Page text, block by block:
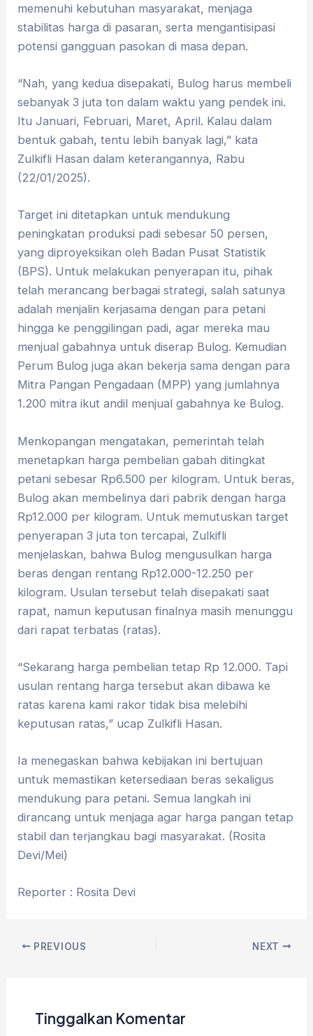
memenuhi kebutuhan masyarakat, menjaga
stabilitas harga di pasaran, serta mengantisipasi
potensi gangguan pasokan di masa depan.
“Nah, yang kedua disepakati, Bulog harus membeli
sebanyak 3 juta ton dalam waktu yang pendek ini.
Itu Januari, Februari, Maret, April. Kalau dalam
bentuk gabah, tentu lebih banyak lagi,” kata
Zulkifli Hasan dalam keterangannya, Rabu
(22/01/2025).
Target ini ditetapkan untuk mendukung
peningkatan produksi padi sebesar 50 persen,
yang diproyeksikan oleh Badan Pusat Statistik
(BPS). Untuk melakukan penyerapan itu, pihak
telah merancang berbagai strategi, salah satunya
adalah menjalin kerjasama dengan para petani
hingga ke penggilingan padi, agar mereka mau
menjual gabahnya untuk diserap Bulog. Kemudian
Perum Bulog juga akan bekerja sama dengan para
Mitra Pangan Pengadaan (MPP) yang jumlahnya
1.200 mitra ikut andil menjual gabahnya ke Bulog.
Menkopangan mengatakan, pemerintah telah
menetapkan harga pembelian gabah ditingkat
petani sebesar Rp6.500 per kilogram. Untuk beras,
Bulog akan membelinya dari pabrik dengan harga
Rp12.000 per kilogram. Untuk memutuskan target
penyerapan 3 juta ton tercapai, Zulkifli
menjelaskan, bahwa Bulog mengusulkan harga
beras dengan rentang Rp12.000-12.250 per
kilogram. Usulan tersebut telah disepakati saat
rapat, namun keputusan finalnya masih menunggu
dari rapat terbatas (ratas).
“Sekarang harga pembelian tetap Rp 12.000. Tapi
usulan rentang harga tersebut akan dibawa ke
ratas karena kami rakor tidak bisa melebihi
keputusan ratas,” ucap Zulkifli Hasan.
Ia menegaskan bahwa kebijakan ini bertujuan
untuk memastikan ketersediaan beras sekaligus
mendukung para petani. Semua langkah ini
dirancang untuk menjaga agar harga pangan tetap
stabil dan terjangkau bagi masyarakat. (Rosita
Devi/Mei)
Reporter : Rosita Devi
PREVIOUS NEXT
Tinggalkan Komentar